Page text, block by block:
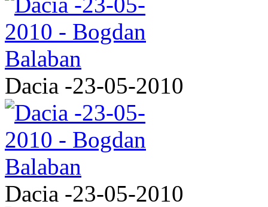
Dacia -23-05-2010
Dacia -23-05-2010